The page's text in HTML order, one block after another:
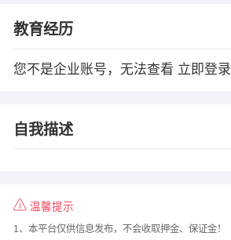
教育经历
您不是企业账号，无法查看 立即登录
自我描述
温馨提示
1、本平台仅供信息发布，不会收取押金、保证金！